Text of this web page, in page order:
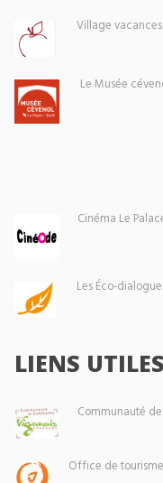
Village
Le Musée
Cinéma Le
Les Éco-
LIENS UTILES
Communauté
Office de